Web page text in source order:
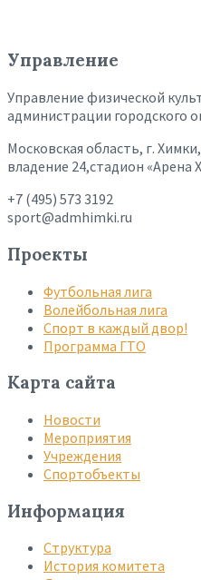
Управление
Управление физической
администрации городского
Московская область, г.
владение 24,стадион «Арена
+7 (495) 573 3192
sport@admhimki.ru
Проекты
Футбольная лига
Волейбольная лига
Спорт в каждый двор!
Программа ГТО
Карта сайта
Новости
Мероприятия
Учреждения
Спортобъекты
Информация
Структура
История комитета